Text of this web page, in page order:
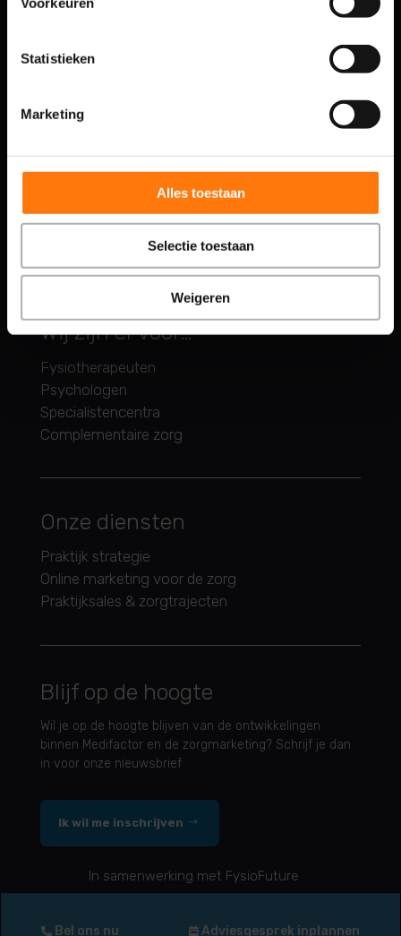
Statistieken
Marketing
Alles toestaan
Selectie toestaan
Weigeren
Beechavenue 54
KvK: 71955364
 085 - 02 925 12
info@medifactor.nl
Wij zijn er voor…
Fysiotherapeuten
Psychologen
Specialistencentra
Complementaire zorg
Onze diensten
Praktijk strategie
Online marketing voor de zorg
Praktijksales & zorgtrajecten
Blijf op de hoogte
Wil je op de hoogte blijven van de ontwikkelingen
binnen Medifactor en de zorgmarketing? Schrijf je dan
in voor onze nieuwsbrief
Ik wil me inschrijven
In samenwerking met FysioFuture
Algemene voorwaarden|Privacy Policy
Bel ons nu Adviesgesprek inplannen